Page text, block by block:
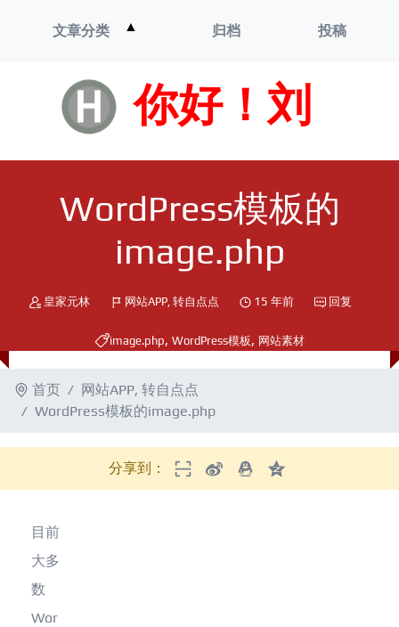
你好！刘
文章分类 ▲
单
归档 投稿
WordPress模板的
image.php
皇家元林 网站APP, 转自点点 15 年前 回复
image.php, WordPress模板, 网站素材
首页 网站APP, 转自点点
WordPress模板的image.php
分享到：
目前
大多
数
Wor